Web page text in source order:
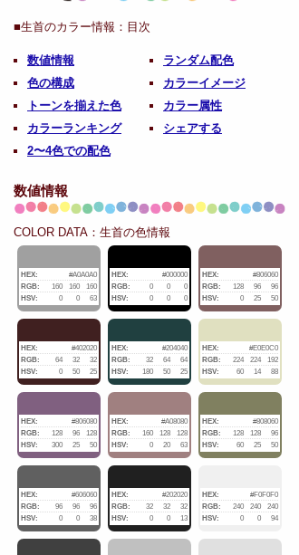
■生首のカラー情報： 目次
数値情報
色の構成
トーンを揃えた色
カラーランキング
2〜4色での配色
ランダム配色
カラーイメージ
カラー属性
シェアする
数値情報
COLOR DATA：生首の色情報
HEX:
#A0A0A0
RGB:
160 160
160
HSV:
0 0 63
HEX:
#000000
RGB:
0 0
0
HSV:
0 0 0
HEX:
#806060
RGB:
128 96
96
HSV:
0 25 50
HEX:
#402020
RGB:
64 32
32
HSV:
0 50 25
HEX:
#204040
RGB:
32 64
64
HSV:
180 50 25
HEX:
#E0E0C0
RGB:
224 224
192
HSV:
60 14 88
HEX:
#806080
RGB:
128 96
128
HSV:
300 25 50
HEX:
#A08080
RGB:
160 128
128
HSV:
0 20 63
HEX:
#808060
RGB:
128 128
96
HSV:
60 25 50
HEX:
#606060
RGB:
96 96
96
HSV:
0 0 38
HEX:
#202020
RGB:
32 32
32
HSV:
0 0 13
HEX:
#F0F0F0
RGB:
240 240
240
HSV:
0 0 94